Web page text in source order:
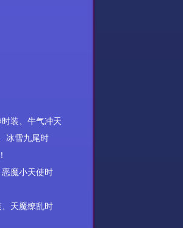
时装、 牛气冲天
冰雪九尾时
！
恶魔小天使时
天魔缭乱时